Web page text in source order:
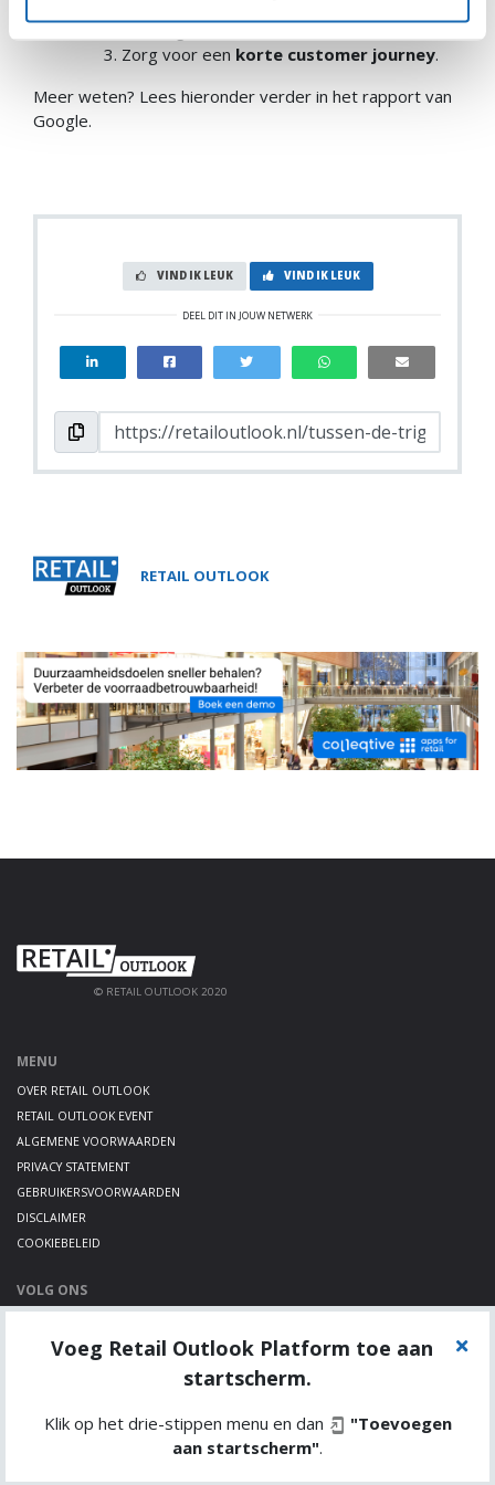
consument op de juiste manier te
overtuigen;
Zorg voor een korte customer journey.
Meer weten? Lees hieronder verder in het rapport van
Google.
VIND IK LEUK VIND IK LEUK
DEEL DIT IN JOUW NETWERK
RETAIL OUTLOOK
© RETAIL OUTLOOK 2020
MENU
OVER RETAIL OUTLOOK
RETAIL OUTLOOK EVENT
ALGEMENE VOORWAARDEN
PRIVACY STATEMENT
GEBRUIKERSVOORWAARDEN
DISCLAIMER
COOKIEBELEID
VOLG ONS
TWITTER
Voeg Retail Outlook Platform toe aan
startscherm.
Klik op het drie-stippen menu en dan
"Toevoegen
aan startscherm".